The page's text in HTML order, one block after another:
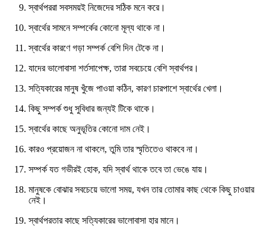
স্বার্থপররা সবসময়ই নিজেদের সঠিক মনে করে।
স্বার্থের সামনে সম্পর্কের কোনো মূল্য থাকে না।
স্বার্থের কারণে গড়া সম্পর্ক বেশি দিন টেকে না।
যাদের ভালোবাসা শর্তসাপেক্ষ, তারা সবচেয়ে বেশি স্বার্থপর।
সত্যিকারের মানুষ খুঁজে পাওয়া কঠিন, কারণ চারপাশে স্বার্থের খেলা।
কিছু সম্পর্ক শুধু সুবিধার জন্যই টিকে থাকে।
স্বার্থের কাছে অনুভূতির কোনো দাম নেই।
কারও প্রয়োজন না থাকলে, তুমি তার স্মৃতিতেও থাকবে না।
সম্পর্ক যত গভীরই হোক, যদি স্বার্থ থাকে তবে তা ভেঙে যায়।
মানুষকে বোঝার সবচেয়ে ভালো সময়, যখন তার তোমার কাছ থেকে কিছু চাওয়ার
নেই।
স্বার্থপরতার কাছে সত্যিকারের ভালোবাসা হার মানে।